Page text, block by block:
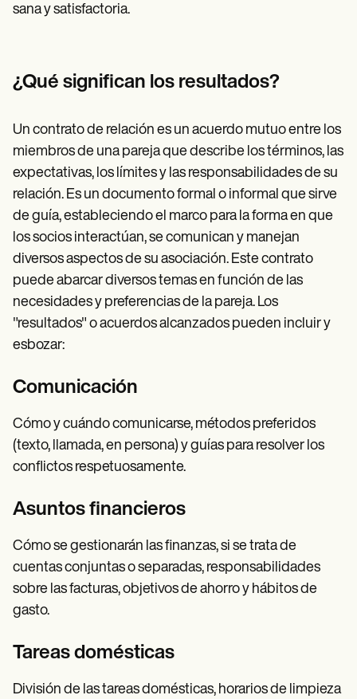
sana y satisfactoria.
¿Qué significan los resultados?
Un contrato de relación es un acuerdo mutuo entre los
miembros de una pareja que describe los términos, las
expectativas, los límites y las responsabilidades de su
relación. Es un documento formal o informal que sirve
de guía, estableciendo el marco para la forma en que
los socios interactúan, se comunican y manejan
diversos aspectos de su asociación. Este contrato
puede abarcar diversos temas en función de las
necesidades y preferencias de la pareja. Los
"resultados" o acuerdos alcanzados pueden incluir y
esbozar:
Comunicación
Cómo y cuándo comunicarse, métodos preferidos
(texto, llamada, en persona) y guías para resolver los
conflictos respetuosamente.
Asuntos financieros
Cómo se gestionarán las finanzas, si se trata de
cuentas conjuntas o separadas, responsabilidades
sobre las facturas, objetivos de ahorro y hábitos de
gasto.
Tareas domésticas
División de las tareas domésticas, horarios de limpieza